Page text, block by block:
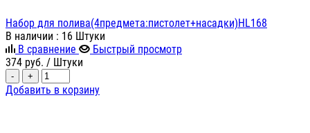
Набор для полива(4предмета:пистолет+насадки)HL168
В наличии : 16 Штуки
В сравнение
Быстрый просмотр
374 руб. / Штуки
- +
Добавить в корзину